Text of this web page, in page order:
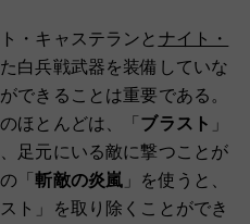
・キャステランと ナイト・
白兵戦武器を装備していな
できることは重要である。
ほとんどは、「ブラスト 」
足元にいる敵に撃つことが
「斬敵の炎嵐 」を使うと、
ト」を取り除くことができ